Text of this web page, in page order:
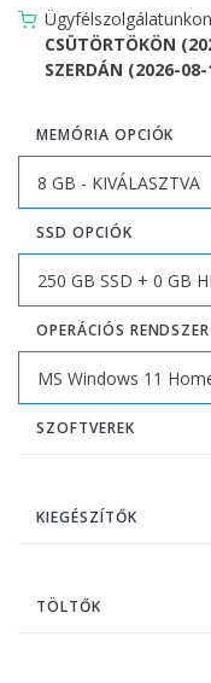
CSÜTÖRTÖKÖN
SZERDÁN (2026-
MEMÓRIA OPCIÓK
SSD OPCIÓK
OPERÁCIÓS
SZOFTVEREK
KIEGÉSZÍTŐK
TÖLTŐK